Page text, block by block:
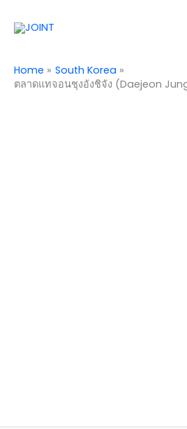
Home
South Korea
ตลาดแทจอนชุงอังชิจัง (Daejeon